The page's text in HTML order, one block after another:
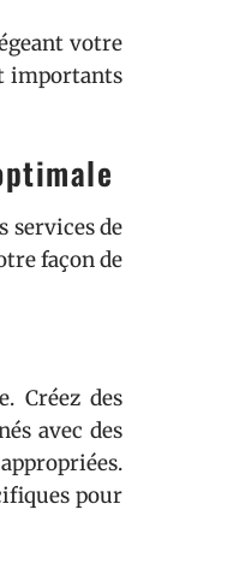
votre
importants
services de
façon de
Créez des
avec des
pour